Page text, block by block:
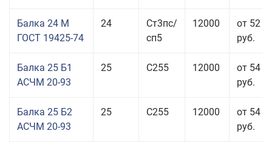
Балка 24 М
ГОСТ 19425-74
24
Ст3пс/
сп5
12000
от 52
руб.
Балка 25 Б1
АСЧМ 20-93
25 С255 12000
от 54
руб.
Балка 25 Б2
АСЧМ 20-93
25 С255 12000
от 54
руб.